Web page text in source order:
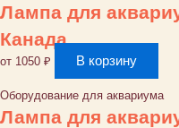
Лампа для
Канада
от 1050 ₽ В корзину
Оборудование для аквариума
Лампа для